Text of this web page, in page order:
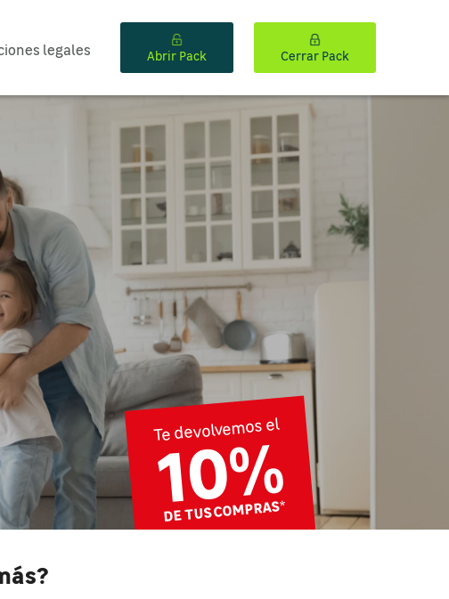
legales Abrir Pack Cerrar Pack
Te devolvemos el
10%
DE TUS COMPRAS*